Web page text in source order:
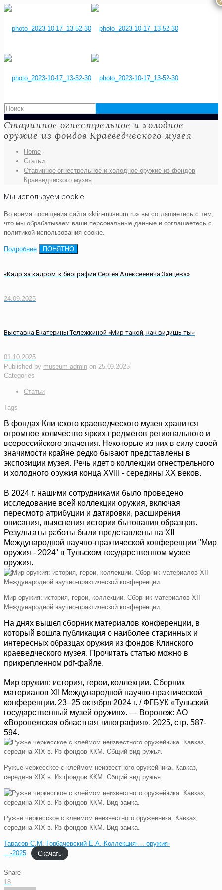
Старинное огнестрельное и холодное
оружие из фондов Краеведческого музея
Home
Статьи
Старинное огнестрельное и холодное оружие из фондов
Краеведческого музея
Мы используем cookie
Во время посещения сайта «klin-museum.ru» вы соглашаетесь с тем,
что мы обрабатываем ваши персональные данные и соглашаетесь с
политикой использования cookie.
Подробнее ПОНЯТНО
«Кадр за кадром: к биографии Сергея Алексеевича Зайцева»
24.09.2025
Выставка Екатерины Тележкиной «Мир такой, как видишь ты»
01.10.2025
Published by museum-admin on 25.09.2025
Categories
Статьи
Tags
В фондах Клинского краеведческого музея хранится
огромное количество ярких предметов регионального и
всероссийского значения. Некоторые из них в силу своей
значимости крайне редко бывают представлены в
экспозиции музея. Речь идет о коллекции огнестрельного
и холодного оружия конца XVIII - середины XX веков.
В 2024 г. нашими сотрудниками было проведено
исследование всей коллекции оружия, включая
пересмотр атрибуции и датировки, расширения
описания, выяснения истории бытования образцов.
Результаты работы были представлены на ХII
Международной научно-практической конференции "Мир
оружия - 2024" в Тульском государственном музее
оружия.
Мир оружия: история, герои, коллекции. Сборник материалов ХII
Международной научно-практической конференции.
На днях вышел сборник материалов конференции, в
который вошла публикация о наиболее старинных и
интересных образцах оружия из фондов Клинского
краеведческого музея. Прочитать статью можно в
прикрепленном pdf-файле.
Мир оружия: история, герои, коллекции. Сборник
материалов ХII Международной научно-практической
конференции. 23–25 октября 2024 г. / ФГБУК «Тульский
государственный музей оружия». — Воронеж: АО
«Воронежская областная типография», 2025, стр. 587-
594.
Ружье черкесское с клеймом неизвестного оружейника. Кавказ,
середина XIX в. Из фондов ККМ. Общий вид ружья.
Ружье черкесское с клеймом неизвестного оружейника. Кавказ,
середина XIX в. Из фондов ККМ. Вид замка.
Тарасов-С.М.-Горбачевский-Е.А.-Коллекция-…-оружия-
…-2025
Скачать
Share
18